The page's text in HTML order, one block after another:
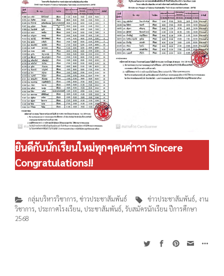
ยินดีกับนักเรียนใหม่ทุกๆคนค่าาา Sincere
Congratulations!!
กลุ่มบริหารวิชาการ, ข่าวประชาสัมพันธ์ ข่าวประชาสัมพันธ์, งาน
วิชาการ, ประกาศโรงเรียน, ประชาสัมพันธ์, รับสมัครนักเรียน ปีการศึกษา
2568